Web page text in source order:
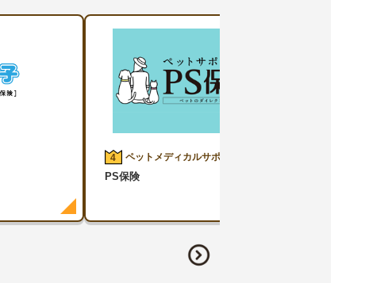
4 ペットメディカルサポート
PS保険